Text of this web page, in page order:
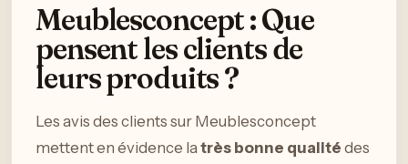
Meublesconcept : Que
pensent les clients de
leurs produits ?
Les avis des clients sur Meublesconcept
mettent en évidence latrès bonne qualité des